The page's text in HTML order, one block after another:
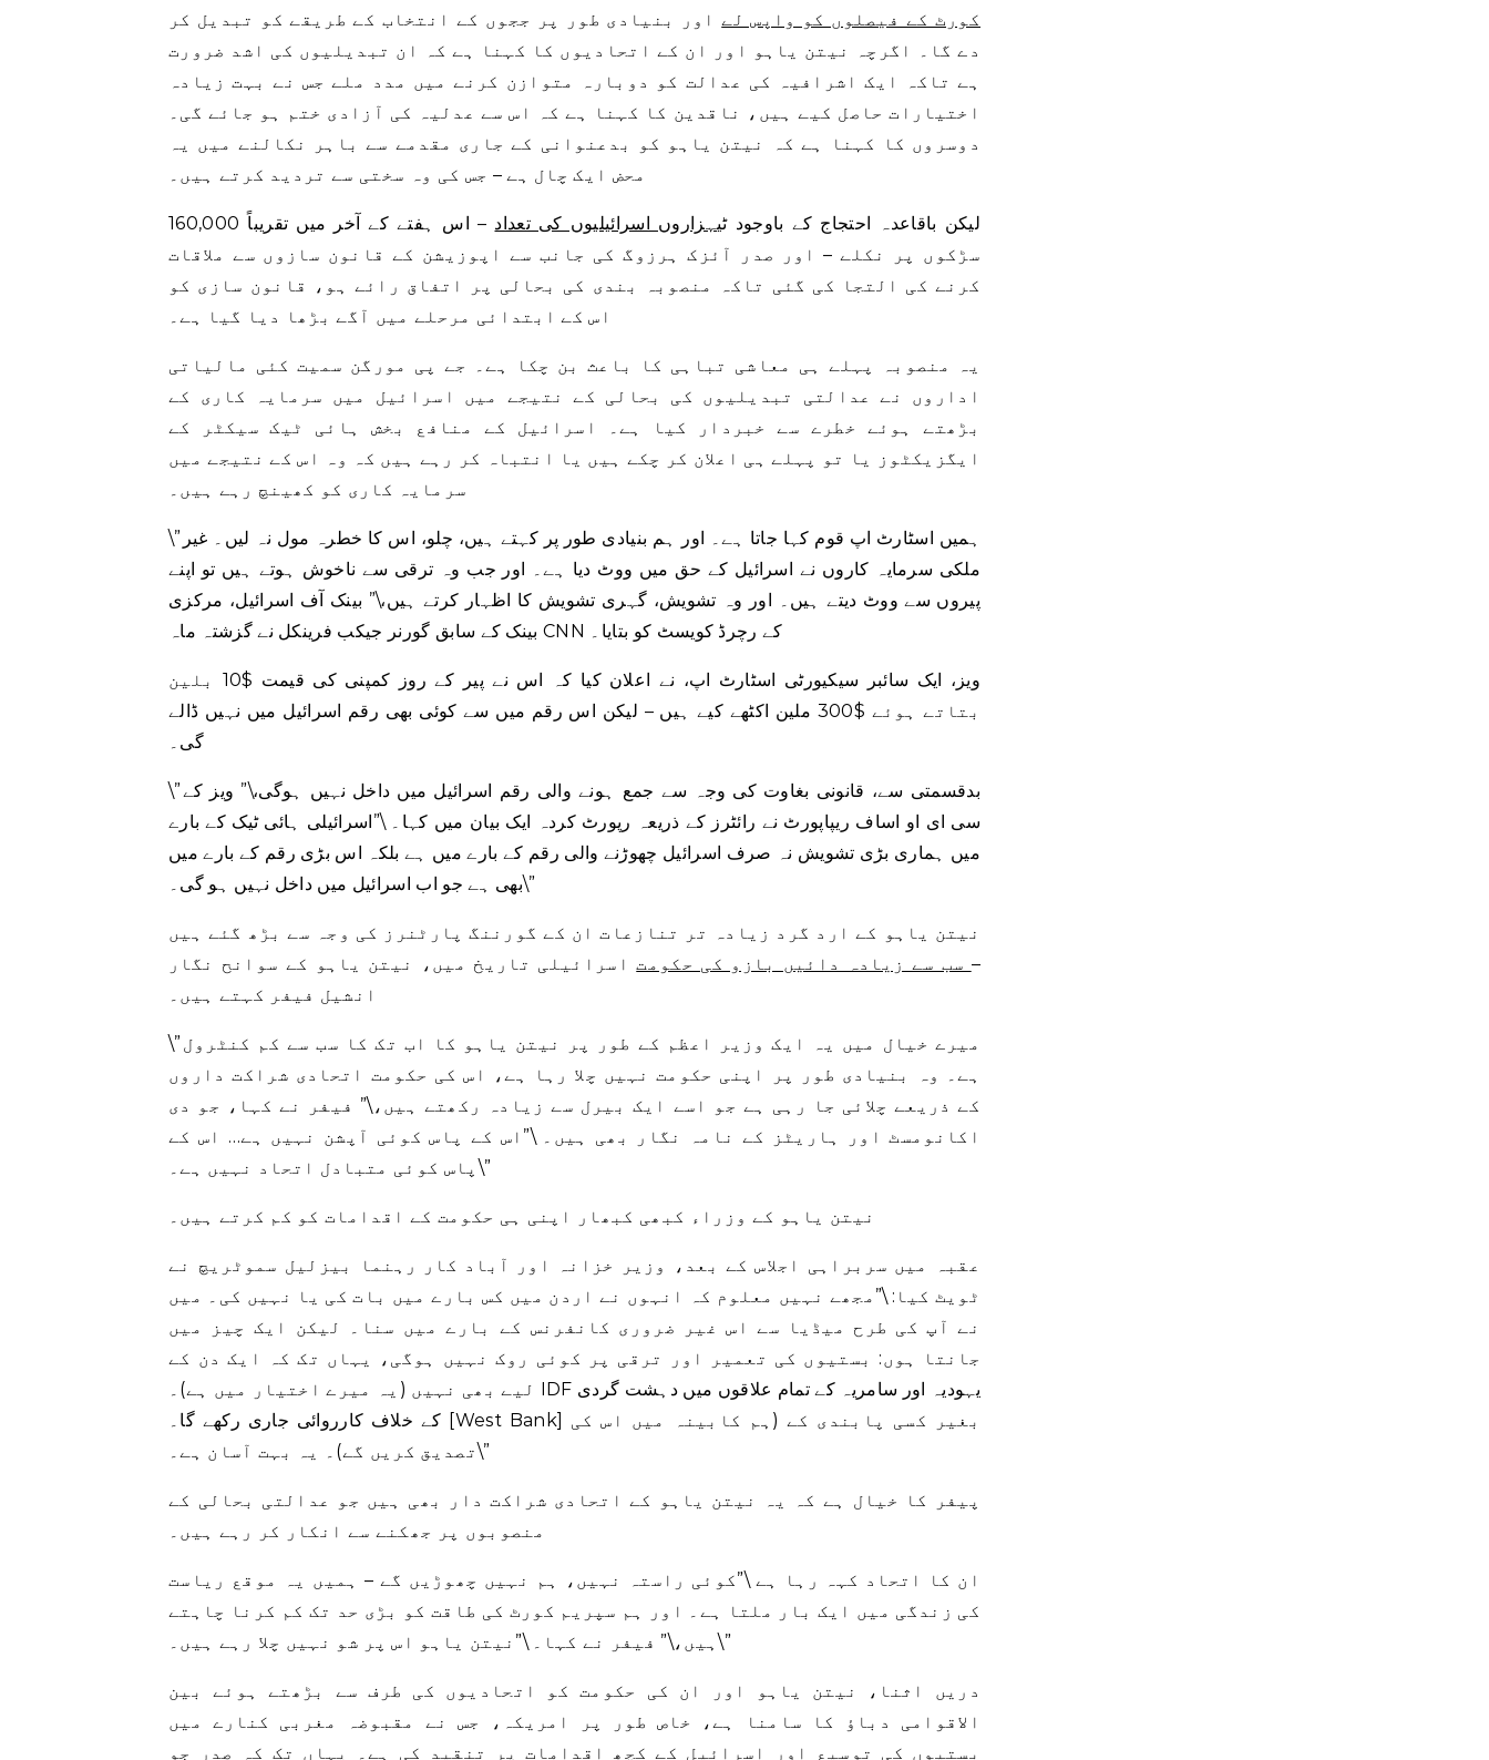
کورٹ کے فیصلوں کو واپس لےاور بنیادی طور پر ججوں کے انتخاب کے طریقے کو تبدیل کر
دے گا۔ اگرچہ نیتن یاہو اور ان کے اتحادیوں کا کہنا ہے کہ ان تبدیلیوں کی اشد ضرورت
ہے تاکہ ایک اشرافیہ کی عدالت کو دوبارہ متوازن کرنے میں مدد ملے جس نے بہت زیادہ
اختیارات حاصل کیے ہیں، ناقدین کا کہنا ہے کہ اس سے عدلیہ کی آزادی ختم ہو جائے گی۔
دوسروں کا کہنا ہے کہ نیتن یاہو کو بدعنوانی کے جاری مقدمے سے باہر نکالنے میں یہ
محض ایک چال ہے – جس کی وہ سختی سے تردید کرتے ہیں۔
لیکن باقاعدہ احتجاج کے باوجود ٹیہزاروں اسرائیلیوں کی تعداد
– اس ہفتے کے آخر میں تقریباً 160,000
سڑکوں پر نکلے – اور صدر آئزک ہرزوگ کی جانب سے اپوزیشن کے قانون سازوں سے ملاقات
کرنے کی التجا کی گئی تاکہ منصوبہ بندی کی بحالی پر اتفاق رائے ہو، قانون سازی کو
اس کے ابتدائی مرحلے میں آگے بڑھا دیا گیا ہے۔
یہ منصوبہ پہلے ہی معاشی تباہی کا باعث بن چکا ہے۔ جے پی مورگن سمیت کئی مالیاتی
اداروں نے عدالتی تبدیلیوں کی بحالی کے نتیجے میں اسرائیل میں سرمایہ کاری کے
بڑھتے ہوئے خطرے سے خبردار کیا ہے۔ اسرائیل کے منافع بخش ہائی ٹیک سیکٹر کے
ایگزیکٹوز یا تو پہلے ہی اعلان کر چکے ہیں یا انتباہ کر رہے ہیں کہ وہ اس کے نتیجے میں
سرمایہ کاری کو کھینچ رہے ہیں۔
\”ہمیں اسٹارٹ اپ قوم کہا جاتا ہے۔ اور ہم بنیادی طور پر کہتے ہیں، چلو، اس کا خطرہ مول نہ لیں۔ غیر
ملکی سرمایہ کاروں نے اسرائیل کے حق میں ووٹ دیا ہے۔ اور جب وہ ترقی سے ناخوش ہوتے ہیں تو اپنے
پیروں سے ووٹ دیتے ہیں۔ اور وہ تشویش، گہری تشویش کا اظہار کرتے ہیں،\” بینک آف اسرائیل، مرکزی
بینک کے سابق گورنر جیکب فرینکل نے گزشتہ ماہ CNN کے رچرڈ کویسٹ کو بتایا۔
ویز، ایک سائبر سیکیورٹی اسٹارٹ اپ، نے اعلان کیا کہ اس نے پیر کے روز کمپنی کی قیمت $10 بلین
بتاتے ہوئے $300 ملین اکٹھے کیے ہیں – لیکن اس رقم میں سے کوئی بھی رقم اسرائیل میں نہیں ڈالے
گی۔
\”بدقسمتی سے، قانونی بغاوت کی وجہ سے جمع ہونے والی رقم اسرائیل میں داخل نہیں ہوگی،\” ویز کے
سی ای او اساف ریپاپورٹ نے رائٹرز کے ذریعہ رپورٹ کردہ ایک بیان میں کہا۔ \”اسرائیلی ہائی ٹیک کے بارے
میں ہماری بڑی تشویش نہ صرف اسرائیل چھوڑنے والی رقم کے بارے میں ہے بلکہ اس بڑی رقم کے بارے میں
بھی ہے جو اب اسرائیل میں داخل نہیں ہو گی۔\”
نیتن یاہو کے ارد گرد زیادہ تر تنازعات ان کے گورننگ پارٹنرز کی وجہ سے بڑھ گئے ہیں
– سب سے زیادہ دائیں بازو کی حکومتاسرائیلی تاریخ میں، نیتن یاہو کے سوانح نگار
انشیل فیفر کہتے ہیں۔
\”میرے خیال میں یہ ایک وزیر اعظم کے طور پر نیتن یاہو کا اب تک کا سب سے کم کنٹرول
ہے۔ وہ بنیادی طور پر اپنی حکومت نہیں چلا رہا ہے، اس کی حکومت اتحادی شراکت داروں
کے ذریعے چلائی جا رہی ہے جو اسے ایک بیرل سے زیادہ رکھتے ہیں،\” فیفر نے کہا، جو دی
اکانومسٹ اور ہاریٹز کے نامہ نگار بھی ہیں۔ \”اس کے پاس کوئی آپشن نہیں ہے… اس کے
پاس کوئی متبادل اتحاد نہیں ہے۔\”
نیتن یاہو کے وزراء کبھی کبھار اپنی ہی حکومت کے اقدامات کو کم کرتے ہیں۔
عقبہ میں سربراہی اجلاس کے بعد، وزیر خزانہ اور آباد کار رہنما بیزلیل سموٹریچ نے
ٹویٹ کیا: \”مجھے نہیں معلوم کہ انہوں نے اردن میں کس بارے میں بات کی یا نہیں کی۔ میں
نے آپ کی طرح میڈیا سے اس غیر ضروری کانفرنس کے بارے میں سنا۔ لیکن ایک چیز میں
جانتا ہوں: بستیوں کی تعمیر اور ترقی پر کوئی روک نہیں ہوگی، یہاں تک کہ ایک دن کے
لیے بھی نہیں (یہ میرے اختیار میں ہے)۔ IDF یہودیہ اور سامریہ کے تمام علاقوں میں دہشت گردی
کے خلاف کارروائی جاری رکھے گا۔ [West Bank] بغیر کسی پابندی کے (ہم کابینہ میں اس کی
تصدیق کریں گے)۔ یہ بہت آسان ہے۔\”
پیفر ​​کا خیال ہے کہ یہ نیتن یاہو کے اتحادی شراکت دار بھی ہیں جو عدالتی بحالی کے
منصوبوں پر جھکنے سے انکار کر رہے ہیں۔
ان کا اتحاد کہہ رہا ہے \”کوئی راستہ نہیں، ہم نہیں چھوڑیں گے – ہمیں یہ موقع ریاست
کی زندگی میں ایک بار ملتا ہے۔ اور ہم سپریم کورٹ کی طاقت کو بڑی حد تک کم کرنا چاہتے
ہیں،\” فیفر نے کہا۔ \”نیتن یاہو اس پر شو نہیں چلا رہے ہیں۔\”
دریں اثنا، نیتن یاہو اور ان کی حکومت کو اتحادیوں کی طرف سے بڑھتے ہوئے بین
الاقوامی دباؤ کا سامنا ہے، خاص طور پر امریکہ، جس نے مقبوضہ مغربی کنارے میں
بستیوں کی توسیع اور اسرائیل کے کچھ اقدامات پر تنقید کی ہے۔ یہاں تک کہ صدر جو